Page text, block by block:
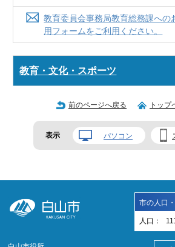
教育委員会事務局教育総務課への
用フォームをご利用ください。
教育・文化・スポーツ
前のページへ戻る トップ
表示 パソコン
市の人口
人口：